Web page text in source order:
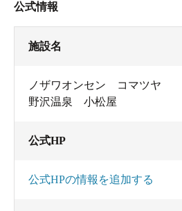
公式情報
施設名
ノザワオンセン コマツヤ
野沢温泉 小松屋
公式HP
公式HPの情報を追加する